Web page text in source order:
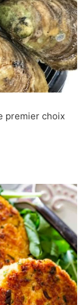
premier choix